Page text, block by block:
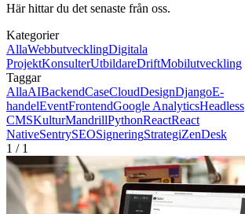
Här hittar du det senaste från oss.
Kategorier
AllaWebbutvecklingDigitala
ProjektKonsulterUtbildareDriftMobilutveckling
Taggar
AllaAIBackendCaseCloudDesignDjangoE-
handelEventFrontendGoogle AnalyticsHeadless
CMSKulturMandrillPythonReactReact
NativeSentrySEOSigneringStrategiZenDesk
1 / 1